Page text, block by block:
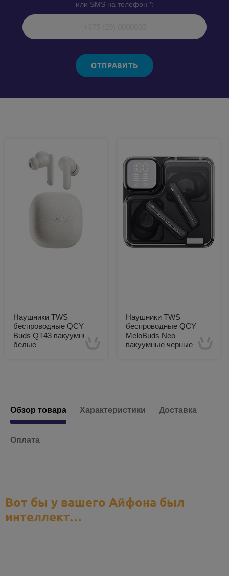
или SMS на телефон *:
ОТПРАВИТЬ
Наушники TWS
беспроводные QCY
Buds QT43 вакуумные
белые
Наушники TWS
беспроводные QCY
MeloBuds Neo
вакуумные черные
Обзор товара Характеристики Доставка
Оплата
Вот бы у вашего Айфона был
интеллект…